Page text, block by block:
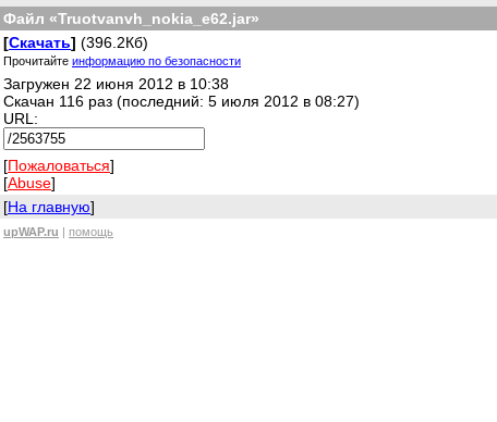
Файл «Truotvanvh_nokia_e62.jar»
[Скачать] (396.2Кб)
Прочитайте информацию по безопасности
Загружен 22 июня 2012 в 10:38
Скачан 116 раз (последний: 5 июля 2012 в 08:27)
URL:
[Пожаловаться]
[Abuse]
[На главную]
upWAP.ru | помощь